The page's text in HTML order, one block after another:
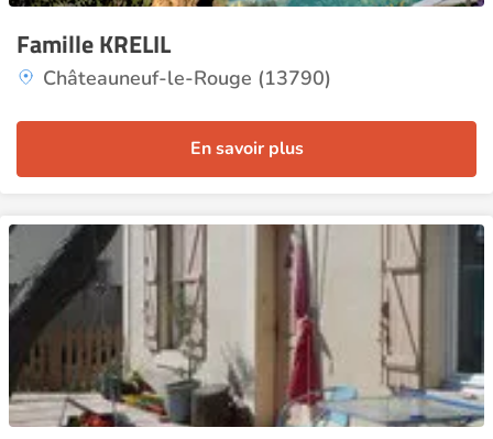
Famille KRELIL
Châteauneuf-le-Rouge (13790)
En savoir plus